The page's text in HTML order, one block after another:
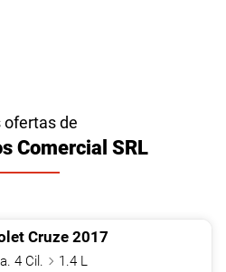
ofertas de
Comercial SRL
Cruze 2017
4 Cil.
1.4 L